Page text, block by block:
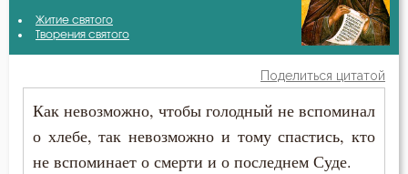
Безмолвие
Бесы
Антоний Великий
Антоний Оптинский (Путилов)
Василий Великий
Житие святого
Творения святого
Поделиться цитатой
Как невозможно, чтобы голодный не вспоминал
о хлебе, так невозможно и тому спастись, кто
не вспоминает о смерти и о последнем Суде.